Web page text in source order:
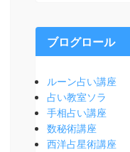
ブログロール
ルーン占い講座
占い教室ソラ
手相占い講座
数秘術講座
西洋占星術講座